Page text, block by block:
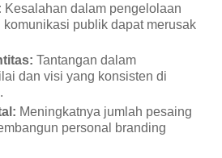
Kesalahan dalam pengelolaan
komunikasi publik dapat merusak
Tantangan dalam
dan visi yang konsisten di
Meningkatnya jumlah pesaing
personal branding